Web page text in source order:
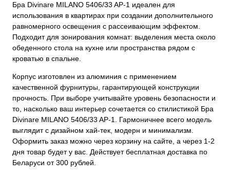
Бра Divinare MILANO 5406/33 AP-1 идеален для
использования в квартирах при создании дополнительного
равномерного освещения с рассеивающим эффектом.
Подходит для зонирования комнат: выделения места около
обеденного стола на кухне или пространства рядом с
кроватью в спальне.
Корпус изготовлен из алюминия с применением
качественной фурнитуры, гарантирующей конструкции
прочность. При выборе учитывайте уровень безопасности и
то, насколько ваш интерьер сочетается со стилистикой Бра
Divinare MILANO 5406/33 AP-1. Гармоничнее всего модель
выглядит с дизайном хай-тек, модерн и минимализм.
Оформить заказ можно через корзину на сайте, а через 1-2
дня товар будет у вас. Действует бесплатная доставка по
Беларуси от 300 рублей.